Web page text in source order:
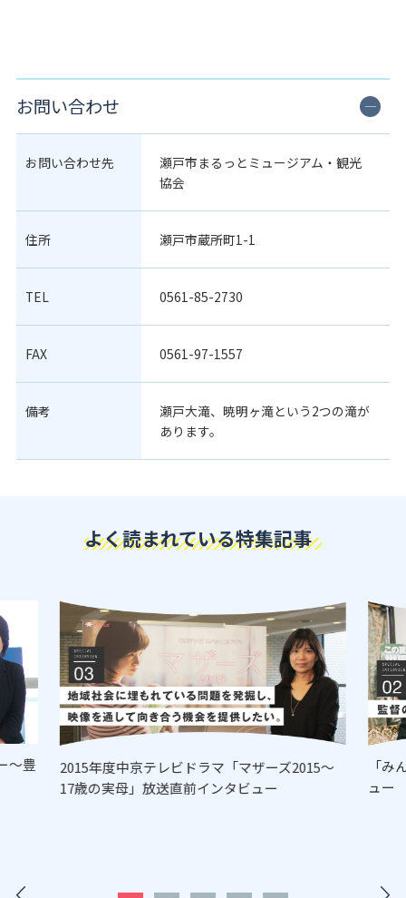
お問い合わせ
お問い合わせ先
瀬戸市まるっとミュージアム・観光
協会
住所 瀬戸市蔵所町1-1
TEL 0561-85-2730
FAX 0561-97-1557
備考
瀬戸大滝、暁明ヶ滝という2つの滝が
あります。
よく読まれている特集記事
～豊
2015年度中京テレビドラマ「マザーズ2015～
17歳の実母」放送直前インタビュー
「
ュー